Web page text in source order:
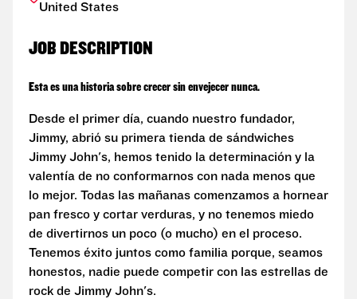
United States
JOB DESCRIPTION
Esta es una historia sobre crecer sin envejecer nunca.
Desde el primer día, cuando nuestro fundador,
Jimmy, abrió su primera tienda de sándwiches
Jimmy John's, hemos tenido la determinación y la
valentía de no conformarnos con nada menos que
lo mejor. Todas las mañanas comenzamos a hornear
pan fresco y cortar verduras, y no tenemos miedo
de divertirnos un poco (o mucho) en el proceso.
Tenemos éxito juntos como familia porque, seamos
honestos, nadie puede competir con las estrellas de
rock de Jimmy John's.